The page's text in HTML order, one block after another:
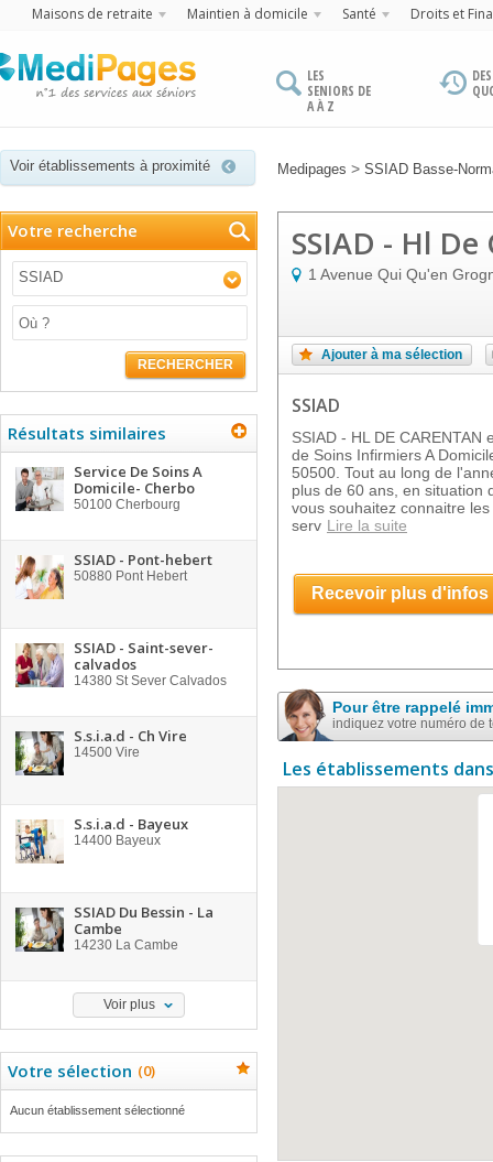
Maisons de retraite Maintien à domicile Santé Droits et
LES
SENIORS DE
A À Z
Voir établissements à proximité Medipages > SSIAD Basse-
Votre recherche
SSIAD
RECHERCHER
Résultats similaires
Service De Soins A
Domicile- Cherbo
50100 Cherbourg
SSIAD - Pont-hebert
50880 Pont Hebert
SSIAD - Saint-sever-
calvados
14380 St Sever Calvados
S.s.i.a.d - Ch Vire
14500 Vire
S.s.i.a.d - Bayeux
14400 Bayeux
SSIAD Du Bessin - La
Cambe
14230 La Cambe
Voir plus
Votre sélection (0)
Aucun établissement sélectionné
SSIAD - Hl
1 Avenue Qui Qu'en
Ajouter à ma sélection
SSIAD
SSIAD - HL DE
de Soins Infirmiers A
50500. Tout au long de
plus de 60 ans, en situation
vous souhaitez connaitre
serv Lire la suite
Recevoir plus d'infos
Pour être rappelé
indiquez votre numéro de
Les établissements